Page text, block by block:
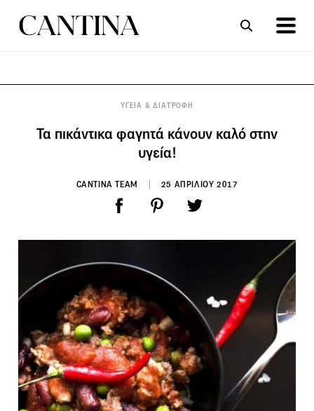
ΥΓΕΙΑ & ΔΙΑΤΡΟΦΗ
Τα πικάντικα φαγητά κάνουν καλό στην
υγεία!
CANTINA TEAM 25 ΑΠΡΙΛΙΟΥ 2017